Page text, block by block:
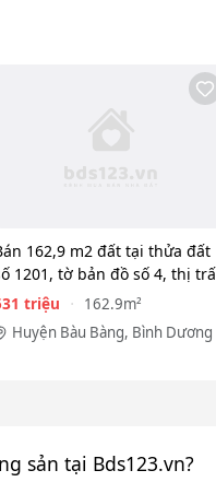
162,9 m2 đất tại thửa đất
1201, tờ bản đồ số 4, thị
triệu
162.9m²
Huyện Bàu Bàng, Bình Dương
sản tại Bds123.vn?